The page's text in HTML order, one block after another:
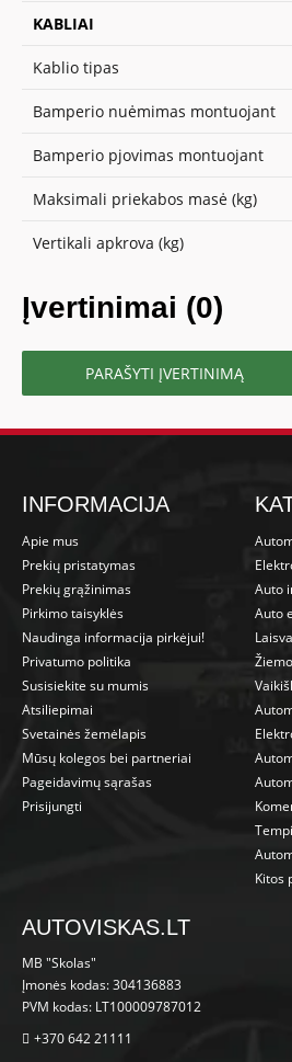
KABLIAI
Kablio tipas
Bamperio nuėmimas montuojant
Bamperio pjovimas montuojant
Maksimali priekabos masė (kg)
Vertikali apkrova (kg)
Įvertinimai (0)
PARAŠYTI ĮVERTINIMĄ
INFORMACIJA
Apie mus
Prekių pristatymas
Prekių grąžinimas
Pirkimo taisyklės
Naudinga informacija pirkėjui!
Privatumo politika
Susisiekite su mumis
Atsiliepimai
Svetainės žemėlapis
Mūsų kolegos bei partneriai
Pageidavimų sąrašas
Prisijungti
Auto
Auto
Kitos
AUTOVISKAS.LT
MB "Skolas"
Įmonės kodas: 304136883
PVM kodas: LT100009787012
+370 642 21111